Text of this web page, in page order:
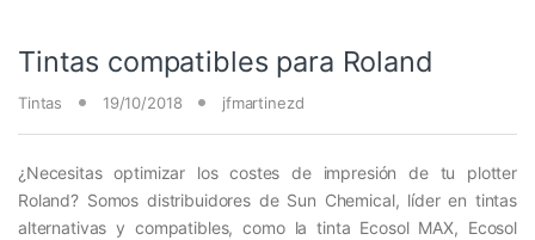
Tintas compatibles para Roland
Tintas 19/10/2018 jfmartinezd
¿Necesitas optimizar los costes de impresión de tu plotter
Roland? Somos distribuidores de Sun Chemical, líder en tintas
alternativas y compatibles, como la tinta Ecosol MAX, Ecosol